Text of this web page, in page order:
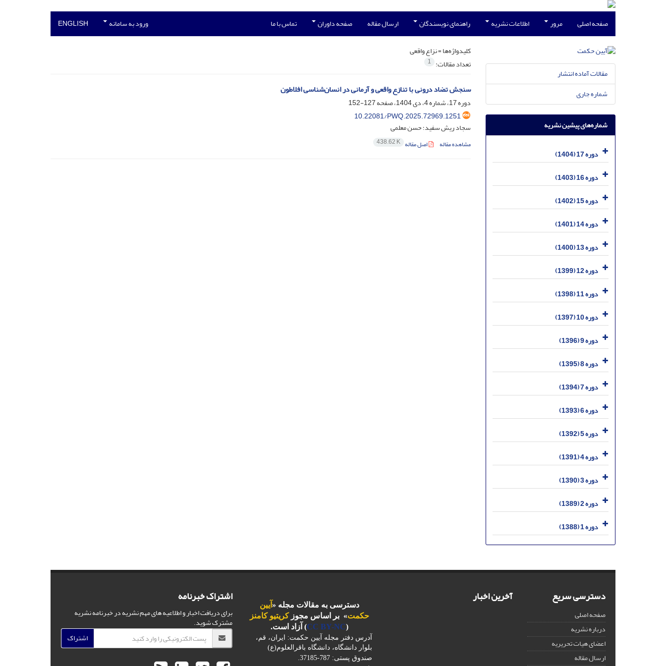
صفحه اصلی مرور اطلاعات نشریه راهنمای نویسندگان ارسال مقاله صفحه داوران تماس با ما ورود به سامانه ENGLISH
کلیدواژه‌ها =نزاع واقعى
تعداد مقالات: 1
سنجش تضاد درونی با تنازع واقعی و آرمانی در انسان‌شناسی افلاطون
دوره 17، شماره 4، دی 1404، صفحه
127-152
10.22081/PWQ.2025.72969.1251
سجاد ریش سفید؛ حسن معلمی
مشاهده مقاله اصل مقاله 438.62 K
مقالات آماده انتشار
شماره جاری
شماره‌های پیشین نشریه
دوره 17 (1404)
دوره 16 (1403)
دوره 15 (1402)
دوره 14 (1401)
دوره 13 (1400)
دوره 12 (1399)
دوره 11 (1398)
دوره 10 (1397)
دوره 9 (1396)
دوره 8 (1395)
دوره 7 (1394)
دوره 6 (1393)
دوره 5 (1392)
دوره 4 (1391)
دوره 3 (1390)
دوره 2 (1389)
دوره 1 (1388)
دسترسی سریع
صفحه اصلی
درباره نشریه
اعضای هیات تحریریه
ارسال مقاله
آخرین اخبار دسترسی به مقالات مجله «آیین
حکمت» بر اساس مجوزکریتیو کامنز
(
CC BY-NC) آزاد است.
آدرس دفتر مجله آیین حکمت: ایران، قم،
بلوار دانشگاه، دانشگاه باقرالعلوم(ع)
صندوق پستی: 787-37185.
اشتراک خبرنامه
برای دریافت اخبار و اطلاعیه های مهم نشریه در خبرنامه نشریه
مشترک شوید.
اشتراک